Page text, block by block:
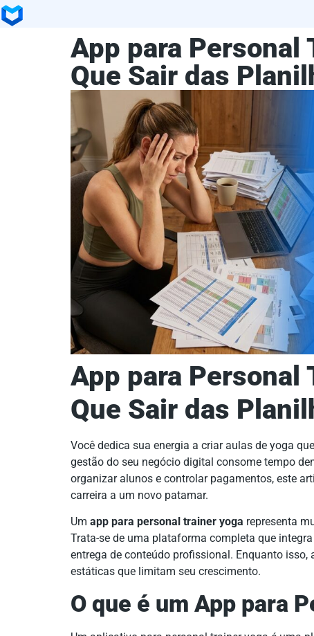
App para Personal
Que Sair das
App para Personal
Que Sair das
Você dedica sua energia a criar aulas de yoga
gestão do seu negócio digital consome tempo
organizar alunos e controlar pagamentos, este
carreira a um novo patamar.
Um app para personal trainer yoga representa
Trata-se de uma plataforma completa que
entrega de conteúdo profissional. Enquanto
estáticas que limitam seu crescimento.
O que é um App para